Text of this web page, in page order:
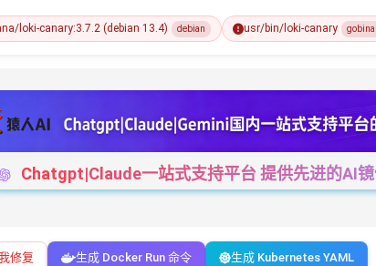
loki-canary:3.7.2 (debian 13.4) debian usr/bin/loki-canary
Chatgpt|Claude一站式支持平台 提供先进的AI
修复 生成 Docker Run 命令 生成 Kubernetes YAML